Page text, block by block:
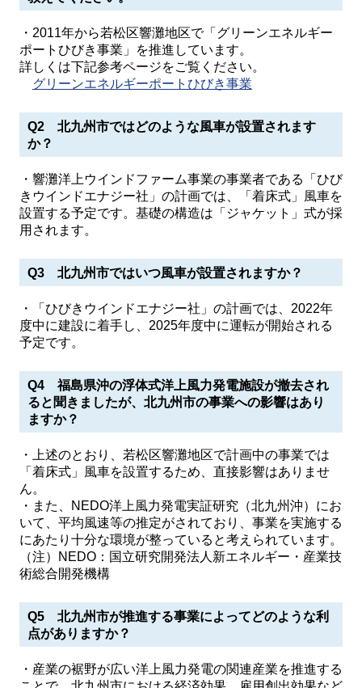
・2011年から若松区響灘地区で「グリーンエネルギー
ポートひびき事業」を推進しています。
詳しくは下記参考ページをご覧ください。
グリーンエネルギーポートひびき事業
Q2 北九州市ではどのような風車が設置されます
か？
・響灘洋上ウインドファーム事業の事業者である「ひび
きウインドエナジー社」の計画では、「着床式」風車を
設置する予定です。基礎の構造は「ジャケット」式が採
用されます。
Q3 北九州市ではいつ風車が設置されますか？
・「ひびきウインドエナジー社」の計画では、2022年
度中に建設に着手し、2025年度中に運転が開始される
予定です。
Q4 福島県沖の浮体式洋上風力発電施設が撤去され
ると聞きましたが、北九州市の事業への影響はあり
ますか？
・上述のとおり、若松区響灘地区で計画中の事業では
「着床式」風車を設置するため、直接影響はありませ
ん。
・また、NEDO洋上風力発電実証研究（北九州沖）にお
いて、平均風速等の推定がされており、事業を実施する
にあたり十分な環境が整っていると考えられています。
（注）NEDO：国立研究開発法人新エネルギー・産業技
術総合開発機構
Q5 北九州市が推進する事業によってどのような利
点がありますか？
・産業の裾野が広い洋上風力発電の関連産業を推進する